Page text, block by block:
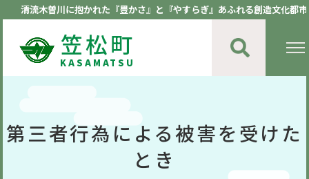
清流木曽川に抱かれた『豊かさ』と『やすらぎ』あふれる創造文化都市
笠松町
KASAMATSU
第三者行為による被害を受けた
とき